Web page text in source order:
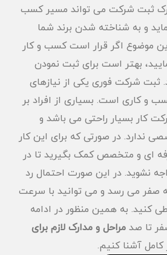
ثبت شرکت می تواند مسیر کسب
و به شناخته شدن برند شما
موضوع اگر قرار است کسب و کار
بهتر است برای ثبت نمودن
ثبت شرکت فوری یکی از نیازهای
و کاری است. بسیاری از افراد بر
کار بسیار راحتی می باشد و
ندارد. در صورتی که برای این کار
ای و متخصص کمک بگیرید تا در
نشوید. در این صورت احتمال رد
می رسد و می توانید با سرعت
کنید. به همین منظور در ادامه
تا صدمراحل و مدارک لازم برای
کامل آشنا کنیم.